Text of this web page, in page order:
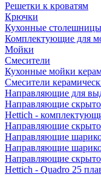
Решетки к кроватям
Крючки
Кухонные
Комплектующие для
Мойки
Смесители
Кухонные мойки
Смесители
Направляющие для
Направляющие
Hettich -
Направляющие
Направляющие
Направляющие
Направляющие
Hettich - Quadro 25